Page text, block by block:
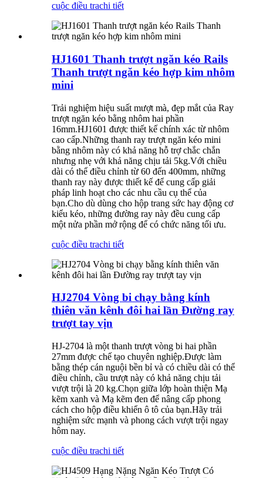
cuộc điều trachi tiết
HJ1601 Thanh trượt ngăn kéo Rails
Thanh trượt ngăn kéo hợp kim nhôm
mini
Trải nghiệm hiệu suất mượt mà, đẹp mắt của Ray
trượt ngăn kéo bằng nhôm hai phần
16mm.HJ1601 được thiết kế chính xác từ nhôm
cao cấp.Những thanh ray trượt ngăn kéo mini
bằng nhôm này có khả năng hỗ trợ chắc chắn
nhưng nhẹ với khả năng chịu tải 5kg.Với chiều
dài có thể điều chỉnh từ 60 đến 400mm, những
thanh ray này được thiết kế để cung cấp giải
pháp linh hoạt cho các nhu cầu cụ thể của
bạn.Cho dù dùng cho hộp trang sức hay động cơ
kiểu kéo, những đường ray này đều cung cấp
một nửa phần mở rộng để có chức năng tối ưu.
cuộc điều trachi tiết
HJ2704 Vòng bi chạy bằng kính
thiên văn kênh đôi hai lần Đường ray
trượt tay vịn
HJ-2704 là một thanh trượt vòng bi hai phần
27mm được chế tạo chuyên nghiệp.Được làm
bằng thép cán nguội bền bỉ và có chiều dài có thể
điều chỉnh, cầu trượt này có khả năng chịu tải
vượt trội là 20 kg.Chọn giữa lớp hoàn thiện Mạ
kẽm xanh và Mạ kẽm đen để nâng cấp phong
cách cho hộp điều khiển ô tô của bạn.Hãy trải
nghiệm sức mạnh và phong cách vượt trội ngay
hôm nay.
cuộc điều trachi tiết